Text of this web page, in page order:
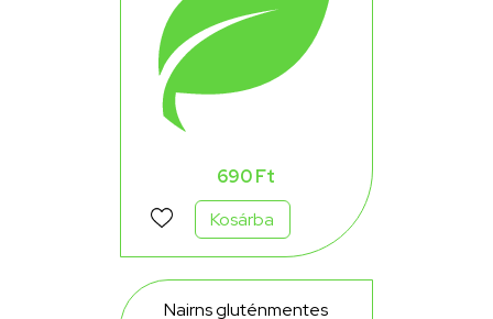
690 Ft
Kosárba
Nairns gluténmentes